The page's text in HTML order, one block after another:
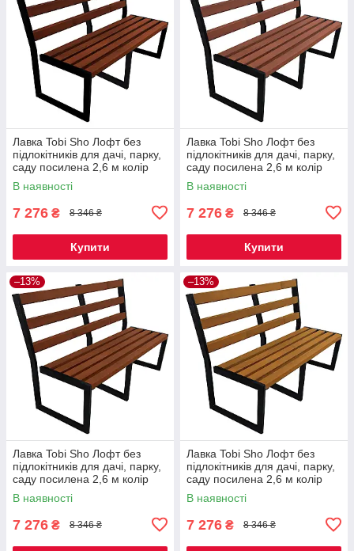
Лавка Tobi Sho Лофт без
підлокітників для дачі, парку,
саду посилена 2,6 м колір
каштан
В наявності
7 276 ₴ 8 346 ₴
Купити
Лавка Tobi Sho Лофт без
підлокітників для дачі, парку,
саду посилена 2,6 м колір
черешня
В наявності
7 276 ₴ 8 346 ₴
Купити
–13%
Лавка Tobi Sho Лофт без
підлокітників для дачі, парку,
саду посилена 2,6 м колір
макасар
В наявності
7 276 ₴ 8 346 ₴
–13%
Лавка Tobi Sho Лофт без
підлокітників для дачі, парку,
саду посилена 2,6 м колір
дуб
В наявності
7 276 ₴ 8 346 ₴